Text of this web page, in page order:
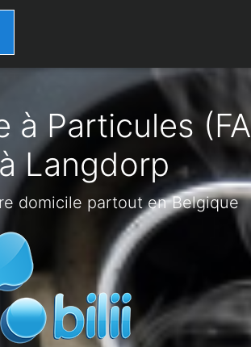
Particules
Langdorp
domicile partout en Belgique